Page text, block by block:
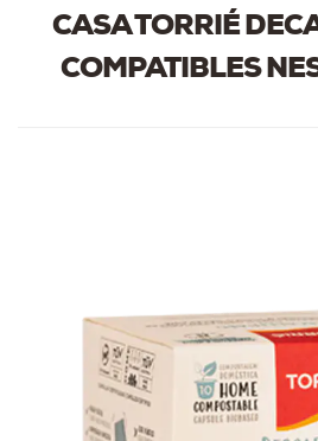
CASA TORRIÉ
COMPATIBLES